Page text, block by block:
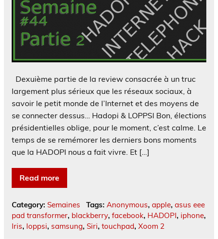
Dexuième partie de la review consacrée à un truc
largement plus sérieux que les réseaux sociaux, à
savoir le petit monde de l’Internet et des moyens de
se connecter dessus… Hadopi & LOPPSI Bon, élections
présidentielles oblige, pour le moment, c’est calme. Le
temps de se remémorer les derniers bons moments
que la HADOPI nous a fait vivre. Et […]
Read more
Category: Semaines Tags: Anonymous, apple, asus eee
pad transformer, blackberry, facebook, HADOPI, iphone,
Iris, loppsi, samsung, Siri, touchpad, Xoom 2